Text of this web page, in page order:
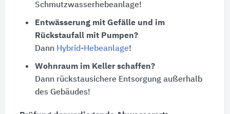
Schmutzwasserhebeanlage!
Entwässerung mit Gefälle und im
Rückstaufall mit Pumpen?
Dann Hybrid-Hebeanlage!
Wohnraum im Keller schaffen?
Dann rückstausichere Entsorgung außerhalb
des Gebäudes!